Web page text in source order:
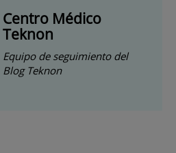
Centro Médico
Teknon
Equipo de seguimiento del
Blog Teknon